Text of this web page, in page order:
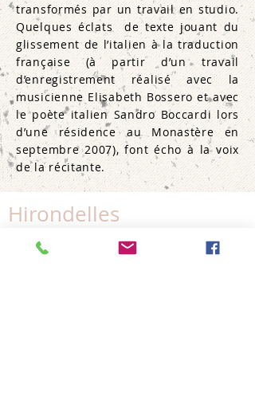
transformés par un travail en studio.
Quelques éclats de texte jouant du
glissement de l’italien à la traduction
française (à partir d’un travail
d’enregistrement réalisé avec la
musicienne Elisabeth Bossero et avec
le poète italien Sandro Boccardi lors
d’une résidence au Monastère en
septembre 2007), font écho à la voix
de la récitante.
Hirondelles